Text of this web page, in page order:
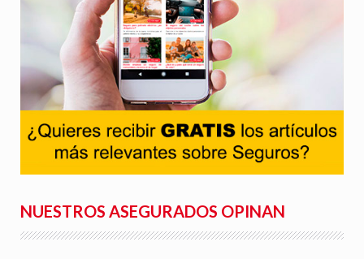
NUESTROS ASEGURADOS OPINAN